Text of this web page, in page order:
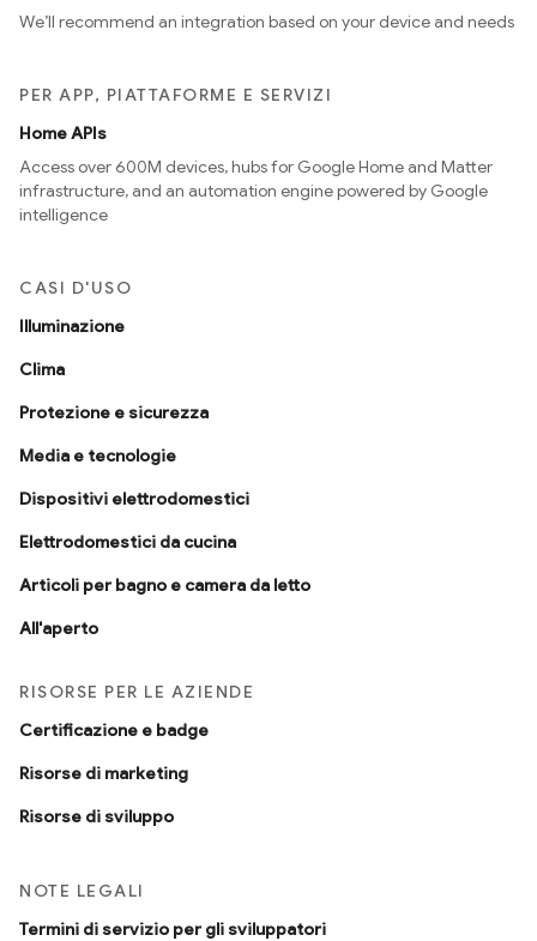
We’ll recommend an integration based on your device and needs
PER APP, PIATTAFORME E SERVIZI
Home APIs
Access over 600M devices, hubs for Google Home and Matter
infrastructure, and an automation engine powered by Google
intelligence
CASI D'USO
Illuminazione
Clima
Protezione e sicurezza
Media e tecnologie
Dispositivi elettrodomestici
Elettrodomestici da cucina
Articoli per bagno e camera da letto
All'aperto
RISORSE PER LE AZIENDE
Certificazione e badge
Risorse di marketing
Risorse di sviluppo
NOTE LEGALI
Termini di servizio per gli sviluppatori